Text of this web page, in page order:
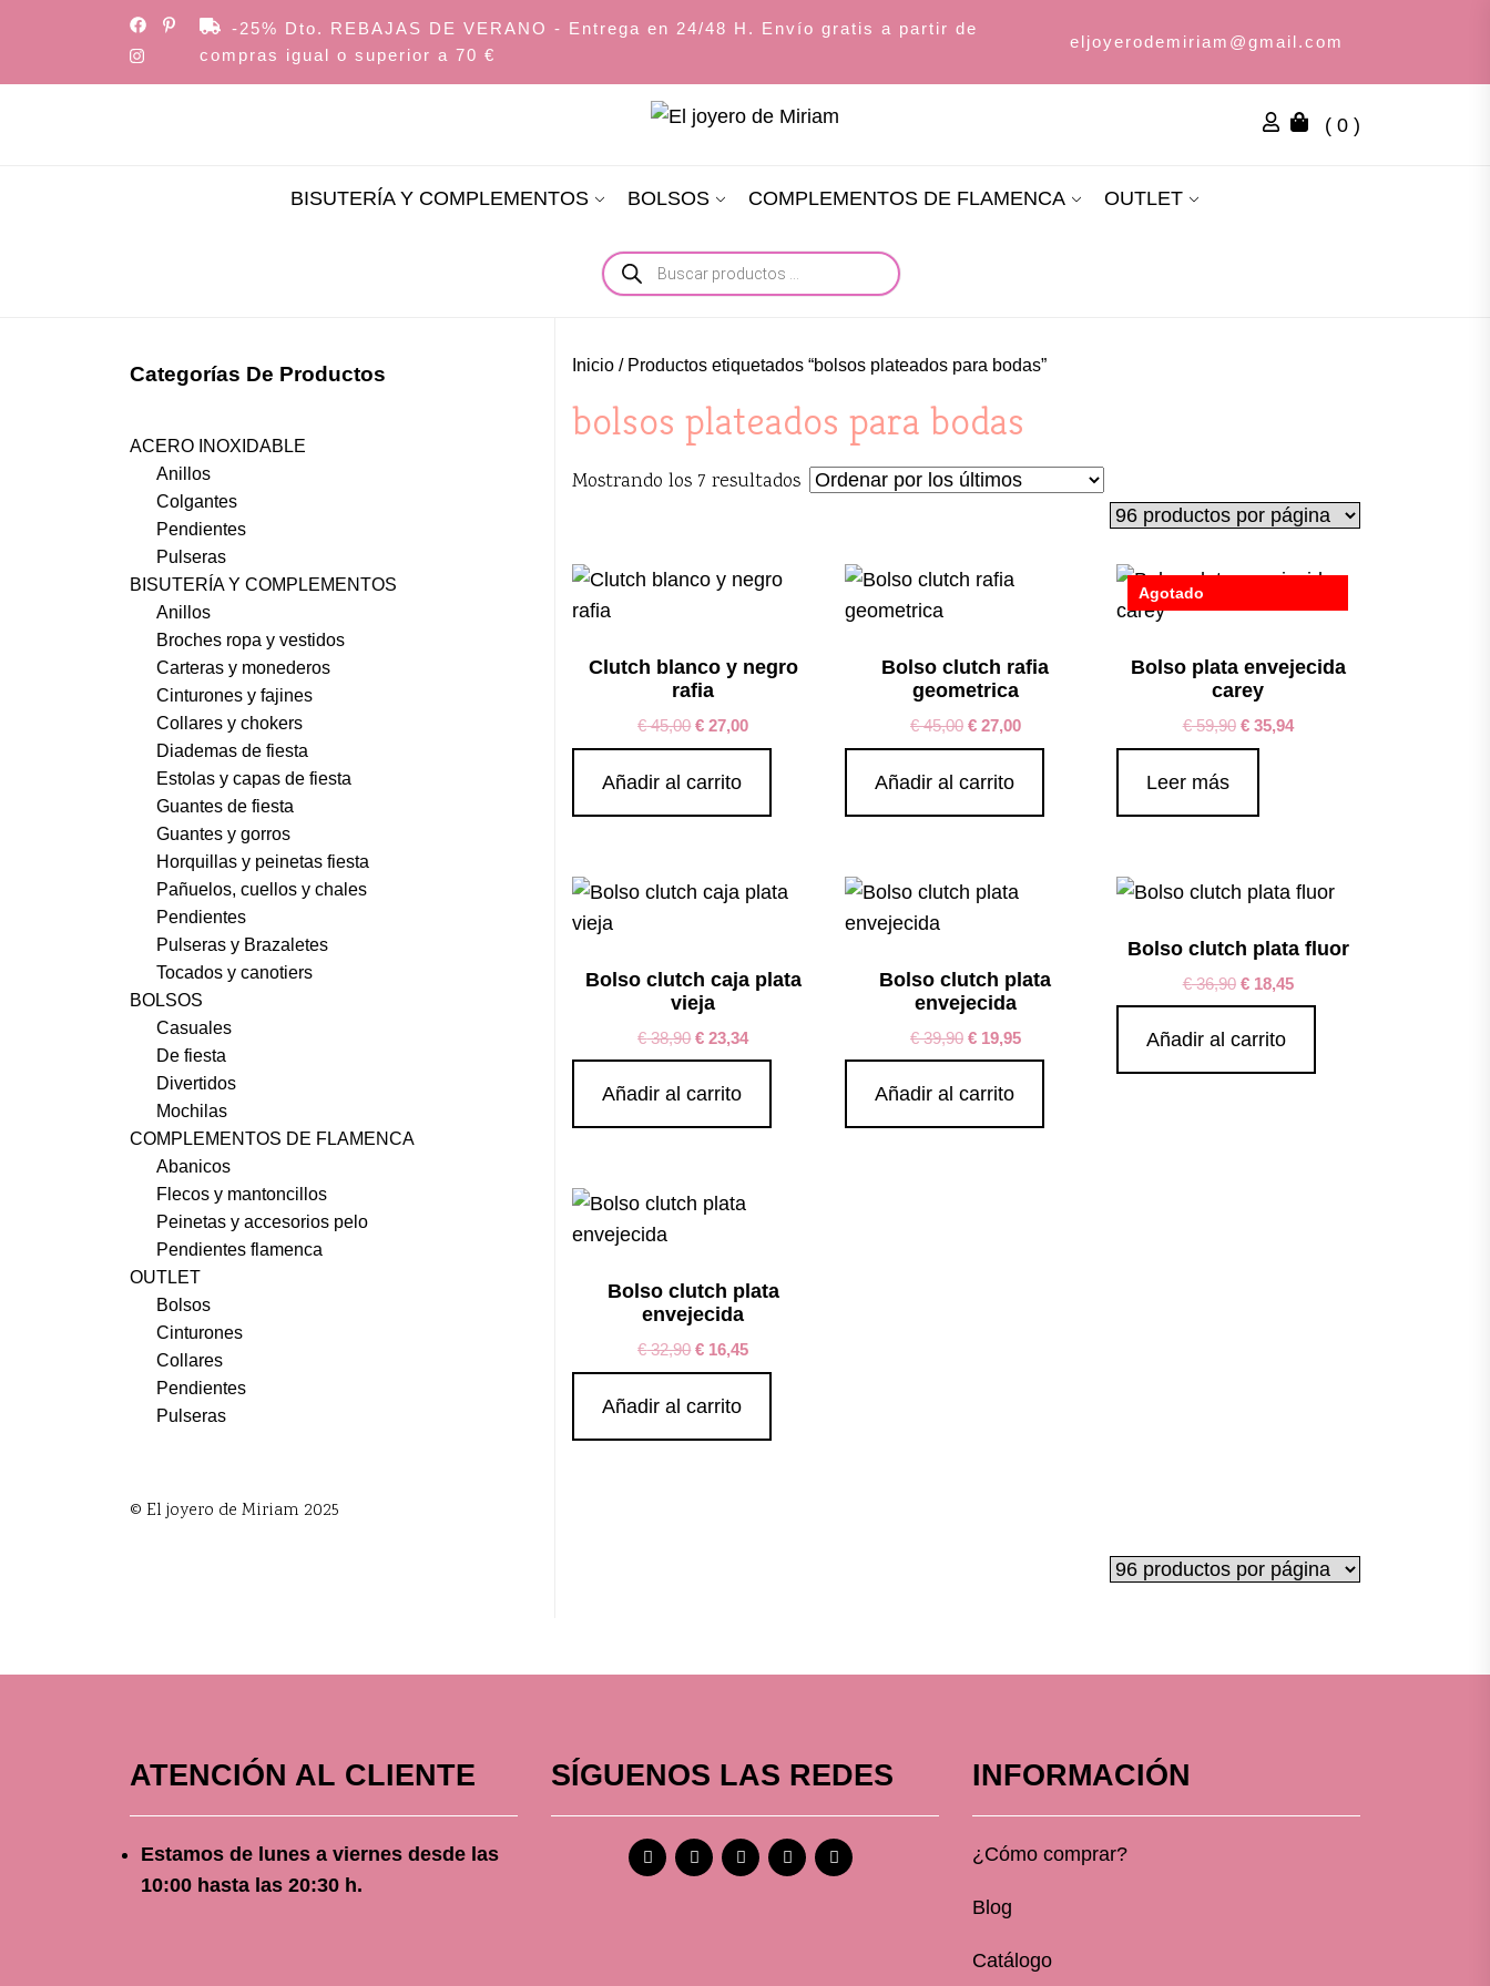
-25% Dto. REBAJAS DE VERANO - Entrega en 24/48 H. Envío gratis a partir de
compras igual o superior a 70 €
eljoyerodemiriam@gmail.com
joyero
Miriam
( 0 )
BISUTERÍA Y COMPLEMENTOS BOLSOS COMPLEMENTOS DE FLAMENCA OUTLET
Búsqueda
de
productos
Inicio / Productos etiquetados “bolsos plateados para bodas”
bolsos plateados para bodas
Mostrando los 7 resultadosOrdenado
últimos
Clutch blanco y negro
rafia
€45,00 € 27,00
Añadir al carrito
Bolso clutch rafia
geometrica
€45,00 €27,00
Añadir al carrito
Agotado
Bolso plata envejecida
carey
€59,90 €35,94
Leer más
Bolso clutch caja plata
vieja
€38,90 € 23,34
Añadir al carrito
Bolso clutch plata
envejecida
€39,90 €19,95
Añadir al carrito
Bolso clutch plata fluor
€36,90 €18,45
Añadir al carrito
Bolso clutch plata
envejecida
€32,90 € 16,45
Añadir al carrito
Categorías De Productos
ACERO INOXIDABLE
Anillos
Colgantes
Pendientes
Pulseras
BISUTERÍA Y COMPLEMENTOS
Anillos
Broches ropa y vestidos
Carteras y monederos
Cinturones y fajines
Collares y chokers
Diademas de fiesta
Estolas y capas de fiesta
Guantes de fiesta
Guantes y gorros
Horquillas y peinetas fiesta
Pañuelos, cuellos y chales
Pendientes
Pulseras y Brazaletes
Tocados y canotiers
BOLSOS
Casuales
De fiesta
Divertidos
Mochilas
COMPLEMENTOS DE FLAMENCA
Abanicos
Flecos y mantoncillos
Peinetas y accesorios pelo
Pendientes flamenca
OUTLET
Bolsos
Cinturones
Collares
Pendientes
Pulseras
© El joyero de Miriam 2025
ATENCIÓN AL CLIENTE
Estamos de lunes a viernes desde las
10:00 hasta las 20:30 h.
SÍGUENOS LAS REDES INFORMACIÓN
¿Cómo comprar?
Blog
Catálogo